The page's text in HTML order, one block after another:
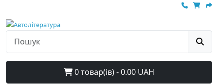
0 товар(ів) - 0.00 UAH